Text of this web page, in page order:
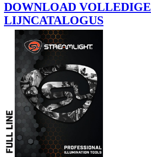
DOWNLOAD VOLLEDIGE
LIJNCATALOGUS